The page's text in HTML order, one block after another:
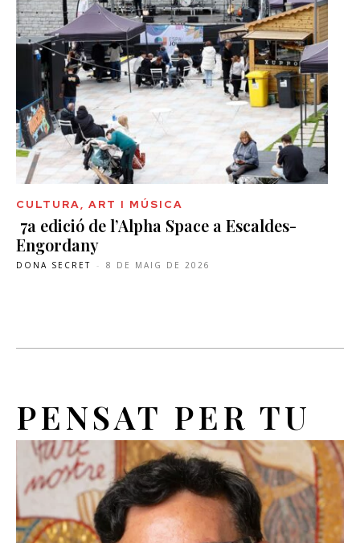
CULTURA, ART I MÚSICA
7a edició de l’Alpha Space a Escaldes-
Engordany
DONA SECRET - 8 DE MAIG DE 2026
PENSAT PER TU